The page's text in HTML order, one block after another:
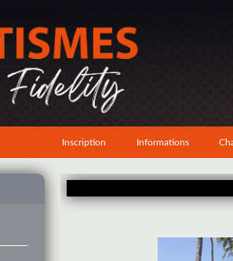
Inscription Informations